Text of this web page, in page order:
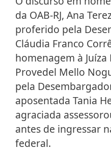
da OAB-RJ, Ana
proferido pela
Cláudia Franco
homenagem à
Provedel Mello
pela
aposentada Tania
agraciada
antes de ingressar
federal.